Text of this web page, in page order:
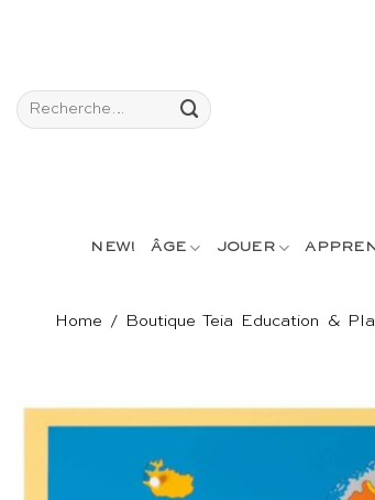
Recherche
pour :
NEW! ÂGE JOUER
Home / Boutique Teia Education &